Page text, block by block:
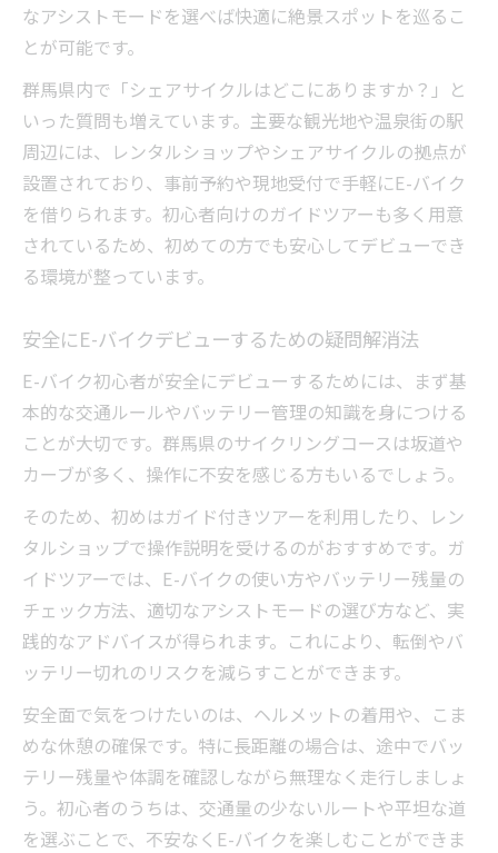
なアシストモードを選べば快適に絶景スポットを巡るこ
とが可能です。
群馬県内で「シェアサイクルはどこにありますか？」と
いった質問も増えています。主要な観光地や温泉街の駅
周辺には、レンタルショップやシェアサイクルの拠点が
設置されており、事前予約や現地受付で手軽にE-バイク
を借りられます。初心者向けのガイドツアーも多く用意
されているため、初めての方でも安心してデビューでき
る環境が整っています。
安全にE-バイクデビューするための疑問解消法
E-バイク初心者が安全にデビューするためには、まず基
本的な交通ルールやバッテリー管理の知識を身につける
ことが大切です。群馬県のサイクリングコースは坂道や
カーブが多く、操作に不安を感じる方もいるでしょう。
そのため、初めはガイド付きツアーを利用したり、レン
タルショップで操作説明を受けるのがおすすめです。ガ
イドツアーでは、E-バイクの使い方やバッテリー残量の
チェック方法、適切なアシストモードの選び方など、実
践的なアドバイスが得られます。これにより、転倒やバ
ッテリー切れのリスクを減らすことができます。
安全面で気をつけたいのは、ヘルメットの着用や、こま
めな休憩の確保です。特に長距離の場合は、途中でバッ
テリー残量や体調を確認しながら無理なく走行しましょ
う。初心者のうちは、交通量の少ないルートや平坦な道
を選ぶことで、不安なくE-バイクを楽しむことができま